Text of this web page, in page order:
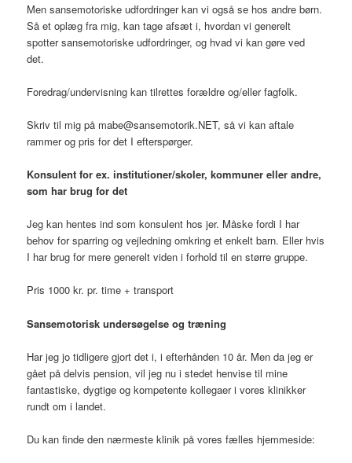
Men sansemotoriske udfordringer kan vi også se hos andre børn.
Så et oplæg fra mig, kan tage afsæt i, hvordan vi generelt
spotter sansemotoriske udfordringer, og hvad vi kan gøre ved
det.
Foredrag/undervisning kan tilrettes forældre og/eller fagfolk.
Skriv til mig på mabe@sansemotorik.NET, så vi kan aftale
rammer og pris for det I efterspørger.
Konsulent for ex. institutioner/skoler, kommuner eller andre,
som har brug for det
Jeg kan hentes ind som konsulent hos jer. Måske fordi I har
behov for sparring og vejledning omkring et enkelt barn. Eller hvis
I har brug for mere generelt viden i forhold til en større gruppe.
Pris 1000 kr. pr. time + transport
Sansemotorisk undersøgelse og træning
Har jeg jo tidligere gjort det i, i efterhånden 10 år. Men da jeg er
gået på delvis pension, vil jeg nu i stedet henvise til mine
fantastiske, dygtige og kompetente kollegaer i vores klinikker
rundt om i landet.
Du kan finde den nærmeste klinik på vores fælles hjemmeside: